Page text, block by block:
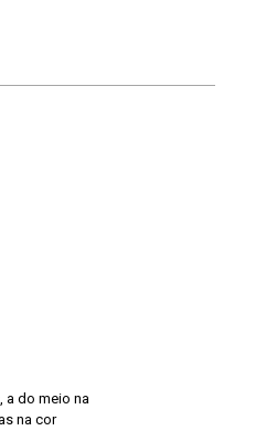
a do meio na
na cor